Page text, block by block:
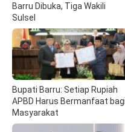
Barru Dibuka, Tiga Wakili
Sulsel
Bupati Barru: Setiap Rupiah
APBD Harus Bermanfaat bagi
Masyarakat